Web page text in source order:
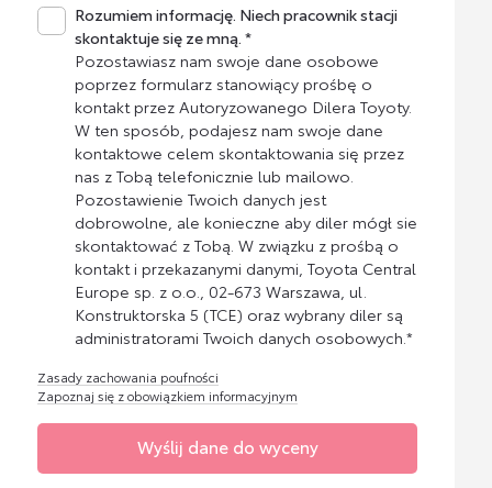
Rozumiem informację. Niech pracownik stacji
skontaktuje się ze mną. *
Pozostawiasz nam swoje dane osobowe
poprzez formularz stanowiący prośbę o
kontakt przez Autoryzowanego Dilera Toyoty.
W ten sposób, podajesz nam swoje dane
kontaktowe celem skontaktowania się przez
nas z Tobą telefonicznie lub mailowo.
Pozostawienie Twoich danych jest
dobrowolne, ale konieczne aby diler mógł sie
skontaktować z Tobą. W związku z prośbą o
kontakt i przekazanymi danymi, Toyota Central
Europe sp. z o.o., 02-673 Warszawa, ul.
Konstruktorska 5 (TCE) oraz wybrany diler są
administratorami Twoich danych osobowych.*
Zasady zachowania poufności
Zapoznaj się z obowiązkiem informacyjnym
Wyślij dane do wyceny